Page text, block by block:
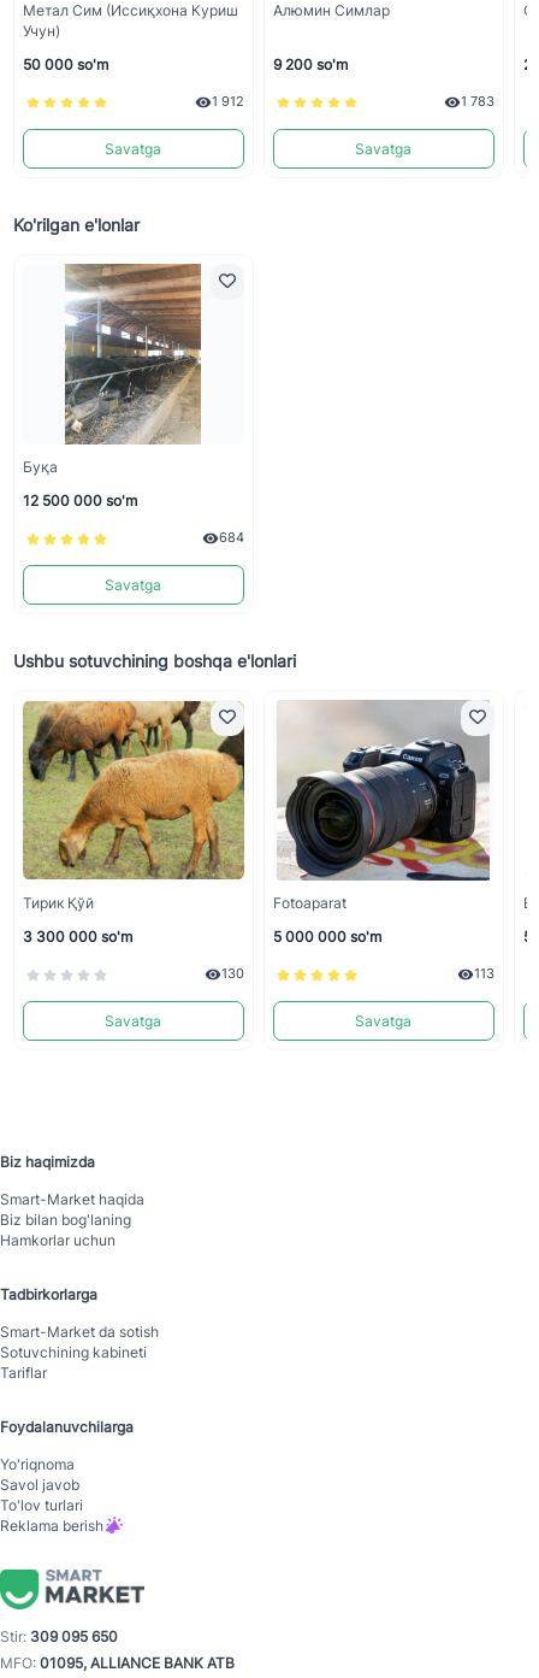
Метал Сим (Иссиқхона Куриш
Учун)
50 000 so'm
1 912
Savatga
Алюмин Симлар
9 200 so'm
1 783
Savatga
Ko'rilgan e'lonlar
Буқа
12 500 000 so'm
684
Savatga
Ushbu sotuvchining boshqa e'lonlari
Тирик Қўй
3 300 000 so'm
130
Savatga
Fotoaparat
5 000 000 so'm
113
Savatga
5
Biz haqimizda
Smart-Mаrket haqida
Biz bilan bog'laning
Hamkorlar uchun
Tadbirkorlarga
Smart-Mаrket da sotish
Sotuvchining kabineti
Tariflar
Foydalanuvchilarga
Yo'riqnoma
Savol javob
To'lov turlari
Reklama berish
Stir: 309 095 650
MFO: 01095, ALLIANCE BANK ATB